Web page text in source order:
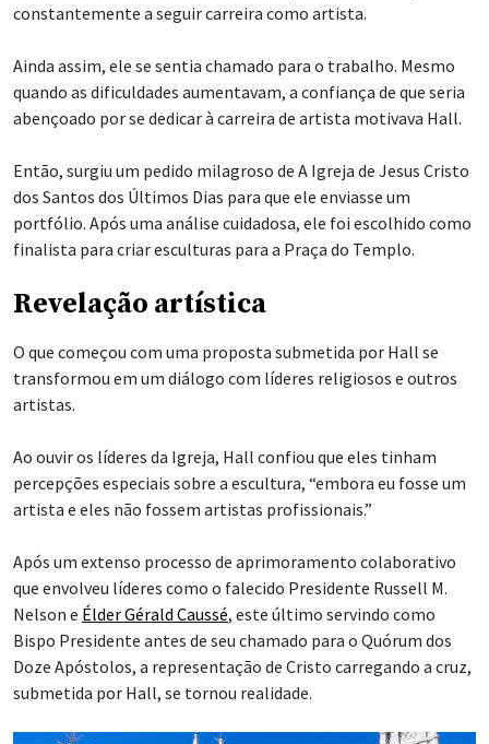
constantemente a seguir carreira como artista.
Ainda assim, ele se sentia chamado para o trabalho. Mesmo
quando as dificuldades aumentavam, a confiança de que seria
abençoado por se dedicar à carreira de artista motivava Hall.
Então, surgiu um pedido milagroso de A Igreja de Jesus Cristo
dos Santos dos Últimos Dias para que ele enviasse um
portfólio. Após uma análise cuidadosa, ele foi escolhido como
finalista para criar esculturas para a Praça do Templo.
Revelação artística
O que começou com uma proposta submetida por Hall se
transformou em um diálogo com líderes religiosos e outros
artistas.
Ao ouvir os líderes da Igreja, Hall confiou que eles tinham
percepções especiais sobre a escultura, “embora eu fosse um
artista e eles não fossem artistas profissionais.”
Após um extenso processo de aprimoramento colaborativo
que envolveu líderes como o falecido Presidente Russell M.
Nelson e Élder Gérald Caussé, este último servindo como
Bispo Presidente antes de seu chamado para o Quórum dos
Doze Apóstolos, a representação de Cristo carregando a cruz,
submetida por Hall, se tornou realidade.